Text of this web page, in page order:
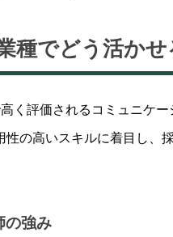
種でどう活かせ
く評価されるコミュニケー
の高いスキルに着目し、
の強み